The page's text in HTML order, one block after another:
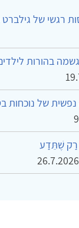
רגשי של גילברט
בהורות
של נוכחות
רַק שֶׁתֵּדַע
26.7.2026